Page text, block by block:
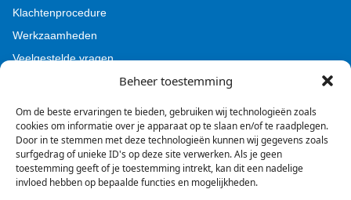
Beheer toestemming
Om de beste ervaringen te bieden, gebruiken wij technologieën zoals
cookies om informatie over je apparaat op te slaan en/of te raadplegen.
Door in te stemmen met deze technologieën kunnen wij gegevens zoals
surfgedrag of unieke ID's op deze site verwerken. Als je geen
toestemming geeft of je toestemming intrekt, kan dit een nadelige
invloed hebben op bepaalde functies en mogelijkheden.
Klachtenprocedure
Werkzaamheden
Veelgestelde vragen